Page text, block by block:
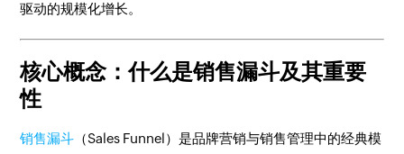
驱动的规模化增长。
核心概念：什么是销售漏斗及其重要
性
销售漏斗 （Sales Funnel）是品牌营销与销售管理中的经典模